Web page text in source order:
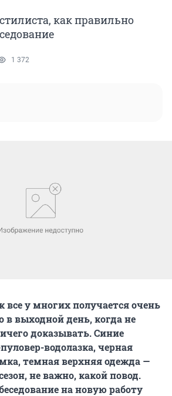
как правильно
1 372
у многих получается очень
в выходной день, когда не
доказывать. Синие
водолазка, черная
темная верхняя одежда —
не важно, какой повод.
на новую работу